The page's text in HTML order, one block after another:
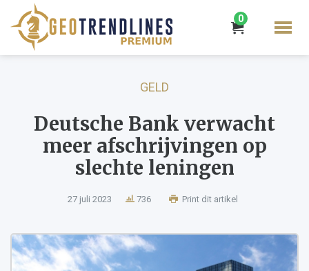
0
GELD
Deutsche Bank verwacht
meer afschrijvingen op
slechte leningen
27 juli 2023 736 Print dit artikel